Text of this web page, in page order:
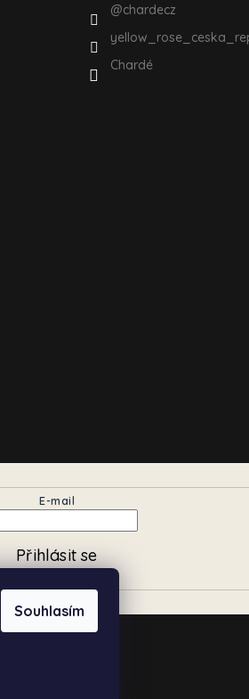
Souhlasím
@chardecz
Chardé
E-mail
Přihlásit se